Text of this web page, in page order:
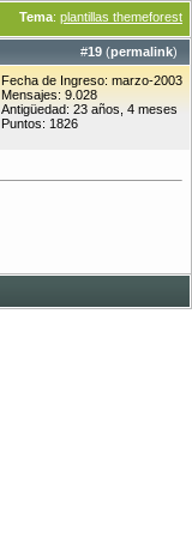
Tema: plantillas themeforest
#19 (permalink)
Fecha de Ingreso: marzo-2003
Mensajes: 9.028
Antigüedad: 23 años, 4 meses
Puntos: 1826